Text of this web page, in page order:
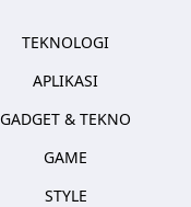
TEKNOLOGI
APLIKASI
GADGET & TEKNO
GAME
STYLE